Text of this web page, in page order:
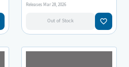
Releases Mar 28, 2026
Out of Stock favorite_border